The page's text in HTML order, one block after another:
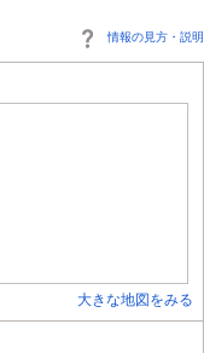
情報の見方・説明
大きな地図をみる